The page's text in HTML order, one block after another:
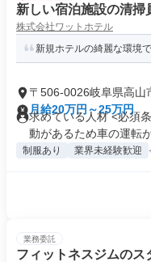
新しい宿泊施設の清掃
株式会社ワットホテル
新規ホテルの綺麗な環境
〒506-0026岐阜県高山
月給20万円～25万円
求めている人材 <必須
動があるため車の運転が
制服あり 業界未経験歓迎
業務委託
フィットネスジムのス